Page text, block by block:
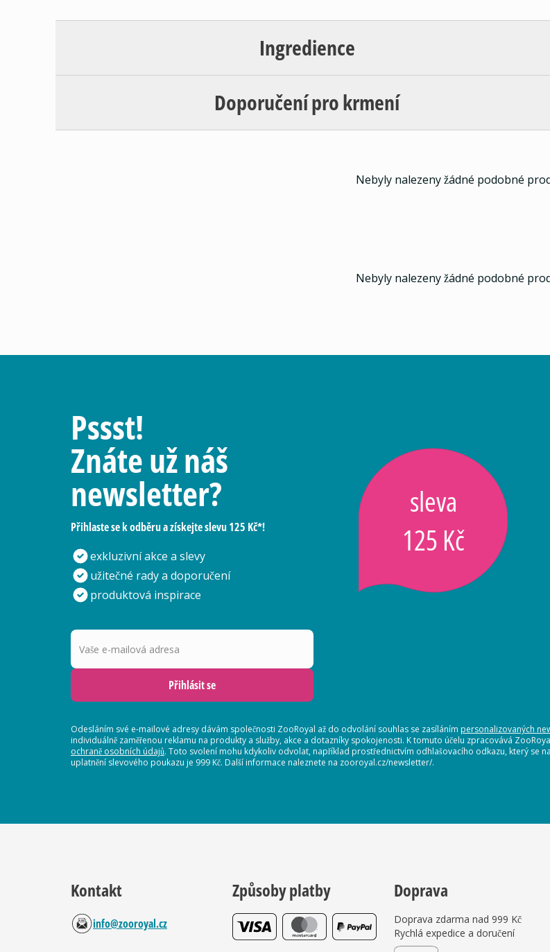
Ingredience
Doporučení pro krmení
Nebyly nalezeny žádné podobné
Nebyly nalezeny žádné podobné
Pssst!
Znáte už náš
newsletter?
Přihlaste se k odběru a získejte slevu 125 Kč*!
exkluzivní akce a slevy
užitečné rady a doporučení
produktová inspirace
sleva
125 Kč
Vaše e-mailová adresa
Přihlásit se
Odesláním své e-mailové adresy dávám společnosti ZooRoyal až do odvolání souhlas se zasíláním personalizovaných
individuálně zaměřenou reklamu na produkty a služby, akce a dotazníky spokojenosti. K tomuto účelu zpracovává
ochraně osobních údajů. Toto svolení mohu kdykoliv odvolat, například prostřednictvím odhlašovacího odkazu, který se
uplatnění slevového poukazu je 999 Kč. Další informace naleznete na zooroyal.cz/newsletter/.
Kontakt
info@zooroyal.cz
Způsoby platby Doprava
Doprava zdarma nad 999 Kč
Rychlá expedice a doručení